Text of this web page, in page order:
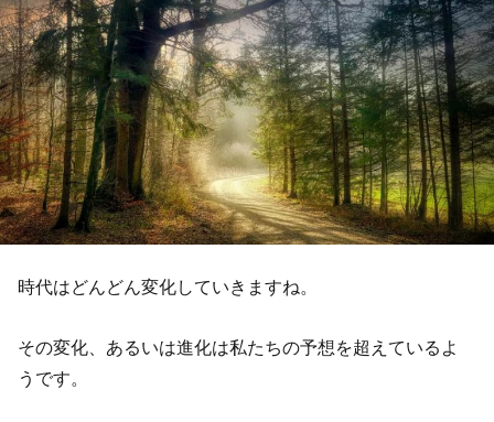
時代はどんどん変化していきますね。
その変化、あるいは進化は私たちの予想を超えているよ
うです。